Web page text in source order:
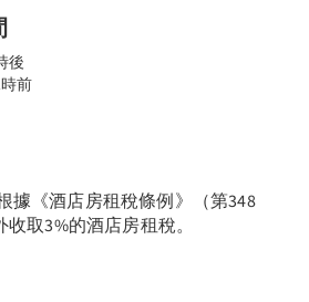
後
前
據《酒店房租稅條例》（第348
取3%的酒店房租稅。